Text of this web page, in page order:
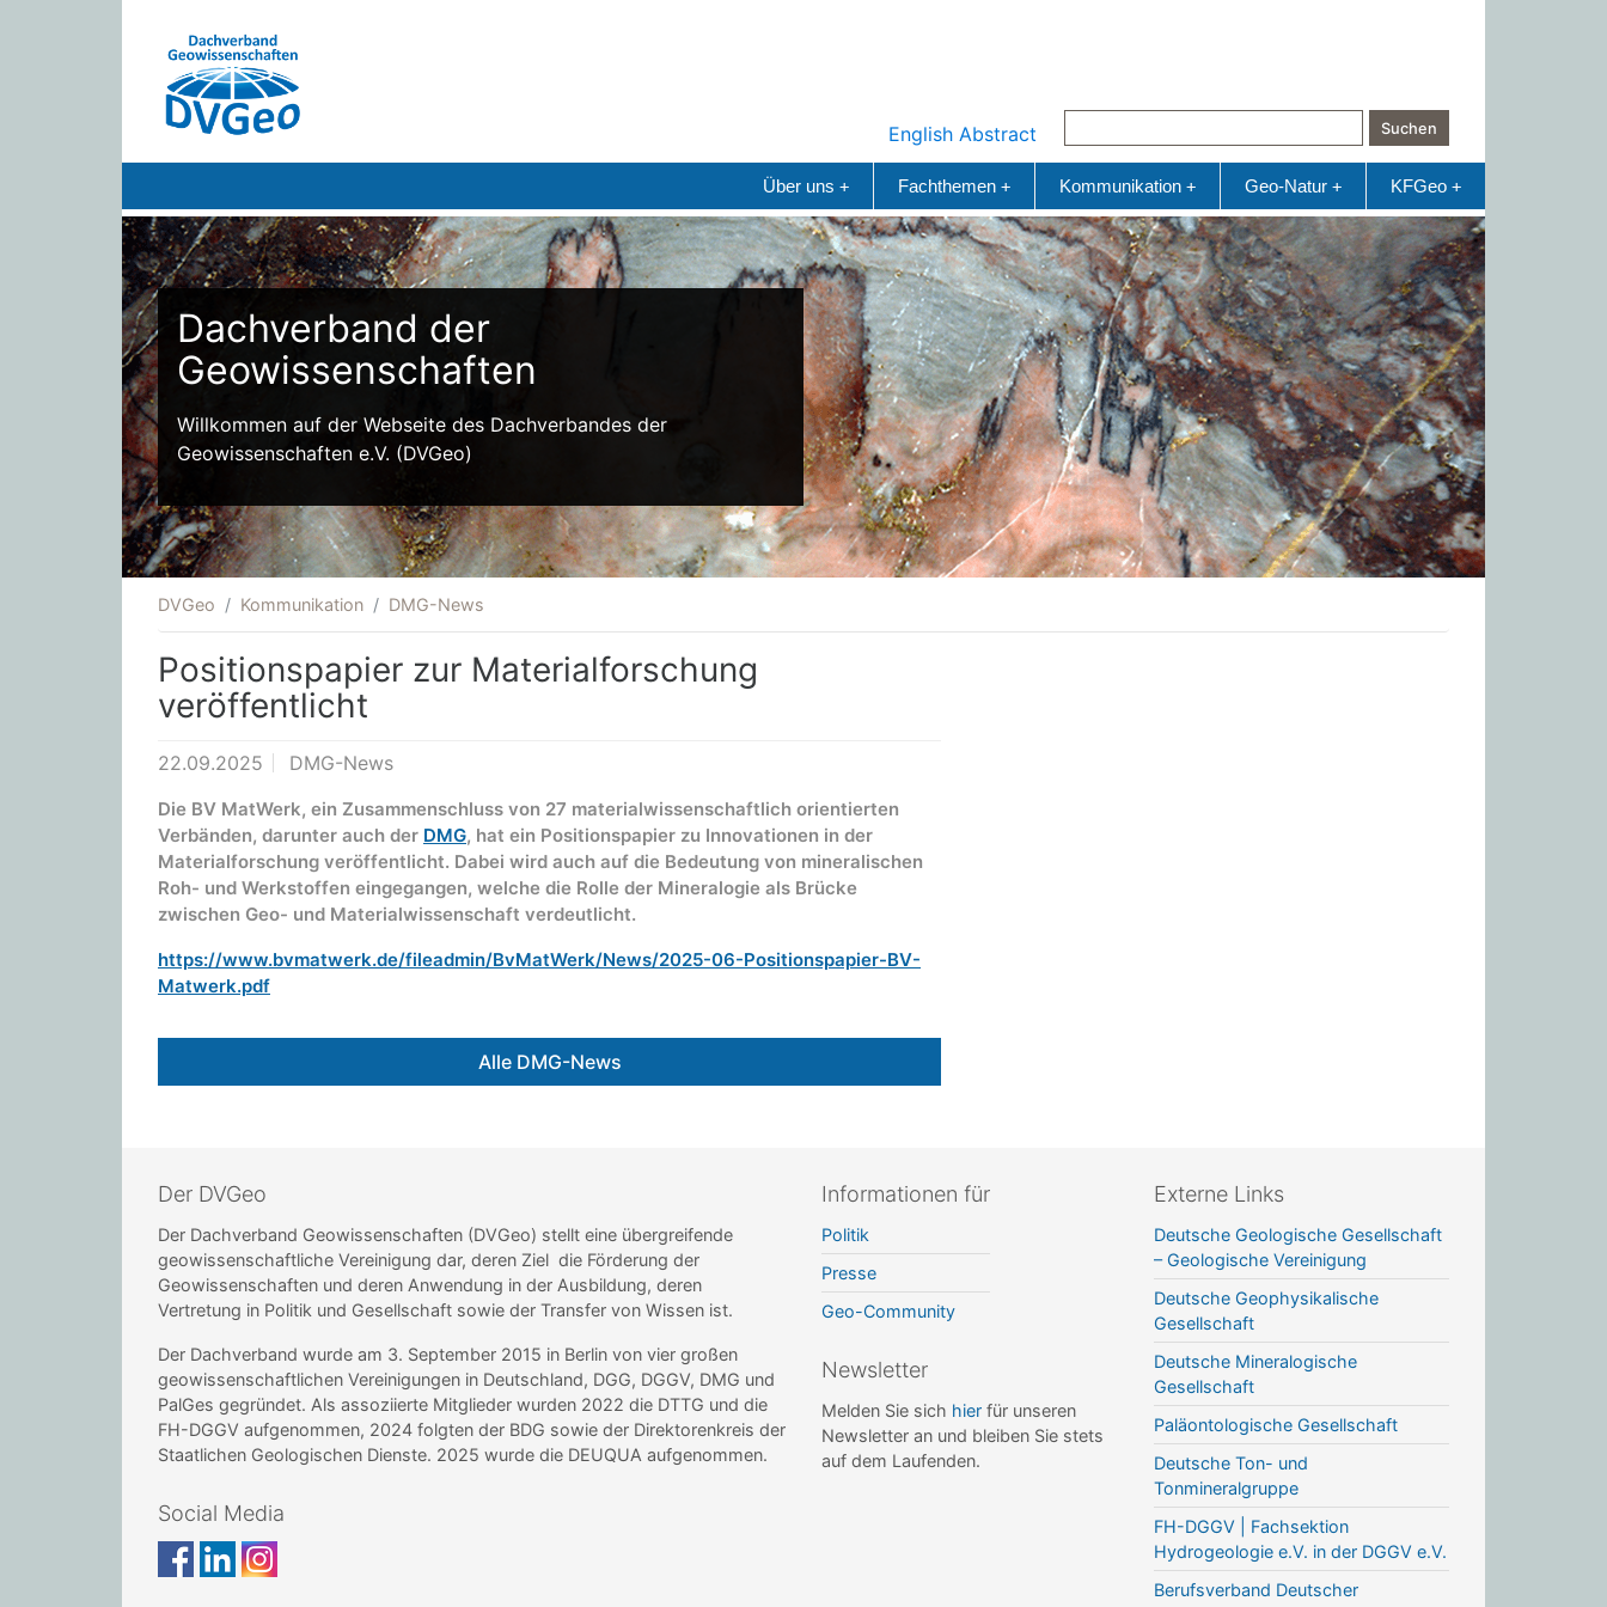
English Abstract Suchen
+
Über uns +
Fachthemen +
Kommunikation +
Geo-Natur +
KFGeo
Dachverband der
Geowissenschaften
Willkommen auf der Webseite des Dachverbandes der
Geowissenschaften e.V. (DVGeo)
DVGeo Kommunikation DMG-News
Positionspapier zur Materialforschung
veröffentlicht
22.09.2025 DMG-News
Die BV MatWerk, ein Zusammenschluss von 27 materialwissenschaftlich orientierten
Verbänden, darunter auch der DMG, hat ein Positionspapier zu Innovationen in der
Materialforschung veröffentlicht. Dabei wird auch auf die Bedeutung von mineralischen
Roh- und Werkstoffen eingegangen, welche die Rolle der Mineralogie als Brücke
zwischen Geo- und Materialwissenschaft verdeutlicht.
https://www.bvmatwerk.de/fileadmin/BvMatWerk/News/2025-06-Positionspapier-BV-
Matwerk.pdf
Alle DMG-News
Der DVGeo
Der Dachverband Geowissenschaften (DVGeo) stellt eine übergreifende
geowissenschaftliche Vereinigung dar, deren Ziel die Förderung der
Geowissenschaften und deren Anwendung in der Ausbildung, deren
Vertretung in Politik und Gesellschaft sowie der Transfer von Wissen ist.
Der Dachverband wurde am 3. September 2015 in Berlin von vier großen
geowissenschaftlichen Vereinigungen in Deutschland, DGG, DGGV, DMG und
PalGes gegründet. Als assoziierte Mitglieder wurden 2022 die DTTG und die
FH-DGGV aufgenommen, 2024 folgten der BDG sowie der Direktorenkreis der
Staatlichen Geologischen Dienste. 2025 wurde die DEUQUA aufgenommen.
Social Media
Informationen für
Politik
Presse
Geo-Community
Newsletter
Melden Sie sich hier für unseren
Newsletter an und bleiben Sie stets
auf dem Laufenden.
Externe Links
Deutsche Geologische Gesellschaft
– Geologische Vereinigung
Deutsche Geophysikalische
Gesellschaft
Deutsche Mineralogische
Gesellschaft
Paläontologische Gesellschaft
Deutsche Ton- und
Tonmineralgruppe
FH-DGGV | Fachsektion
Hydrogeologie e.V. in der DGGV e.V.
Berufsverband Deutscher